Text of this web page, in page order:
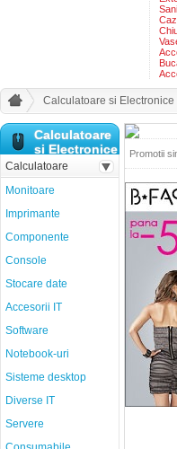
Calculatoare si Electronice
Promotii
Calculatoare
si Electronice
Calculatoare
Monitoare
Imprimante
Componente
Console
Stocare date
Accesorii IT
Software
Notebook-uri
Sisteme desktop
Diverse IT
Servere